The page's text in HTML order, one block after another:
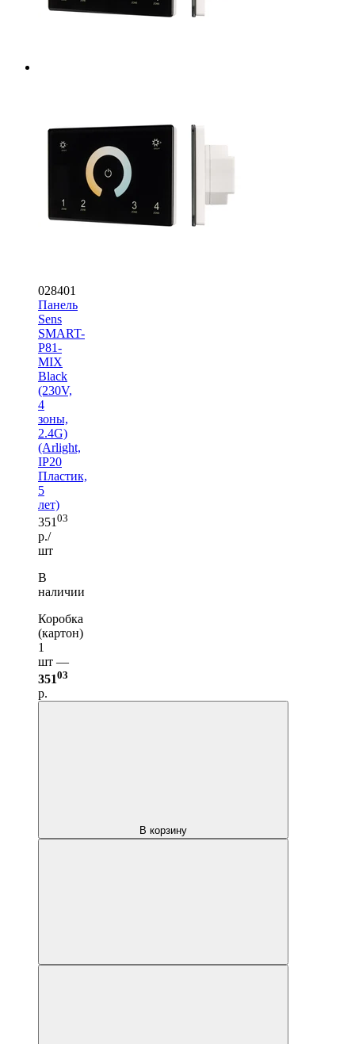
028401
Панель
Sens
SMART-
P81-
MIX
Black
(230V,
4
зоны,
2.4G)
(Arlight,
IP20
Пластик,
5
лет)
351 03
р./
шт
В
наличии
Коробка
(картон)
1
шт —
35103
р.
В корзину